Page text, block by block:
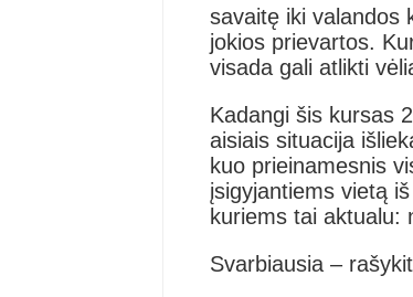
savaitę iki valandos
jokios prievartos.
visada gali atlikti
Kadangi šis kursas
aisiais situacija
kuo prieinamesnis
įsigyjantiems vietą
kuriems tai aktualu:
Svarbiausia –